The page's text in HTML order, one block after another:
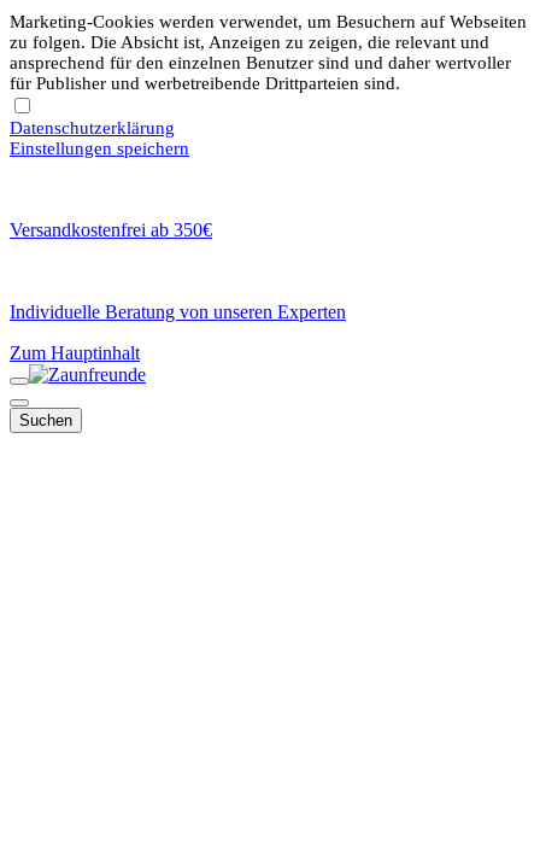
Marketing-Cookies werden verwendet, um Besuchern auf Webseiten
zu folgen. Die Absicht ist, Anzeigen zu zeigen, die relevant und
ansprechend für den einzelnen Benutzer sind und daher wertvoller
für Publisher und werbetreibende Drittparteien sind.
Datenschutzerklärung
Einstellungen speichern
Versandkostenfrei ab 350€
Individuelle Beratung von unseren Experten
Zum Hauptinhalt
Suchen